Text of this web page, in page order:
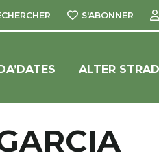
S'ABONNER
ALTER